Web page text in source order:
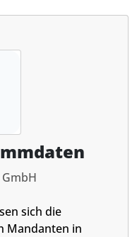
sich die
Mandanten in